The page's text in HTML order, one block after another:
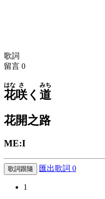
歌詞
留言 0
花
はな
咲
さ
く 道
みち
花開之路
ME:I
歌詞跟隨 匯出歌詞 0
1